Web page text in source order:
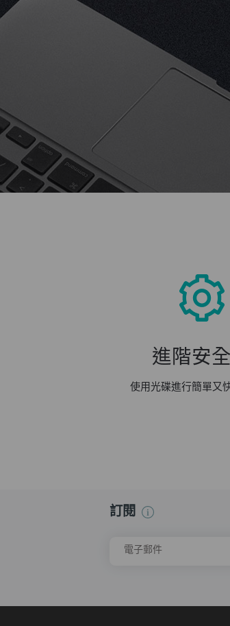
進階安
使用光碟進行簡單又
訂閱
電子郵件